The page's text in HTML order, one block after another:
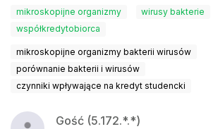
mikroskopijne organizmy
wirusy bakterie
współkredytobiorca
mikroskopijne organizmy bakterii wirusów
porównanie bakterii i wirusów
czynniki wpływające na kredyt studencki
Gość (5.172.*.*)